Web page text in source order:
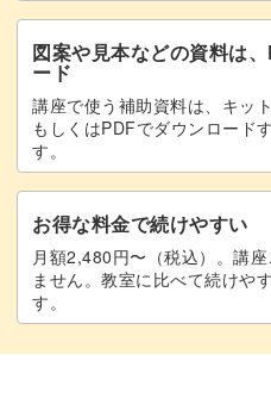
仕上げのポンポンでかわ
シンプルなルームシューズ
ることで素敵なアクセントに
とれないようにしっかりと
す。
図案や見本などの資料は
ード
講座で使う補助資料は、キッ
もしくはPDFでダウンロード
す。
お得な料金で続けやすい
月額2,480円〜（税込）。講
ません。教室に比べて続けや
す。